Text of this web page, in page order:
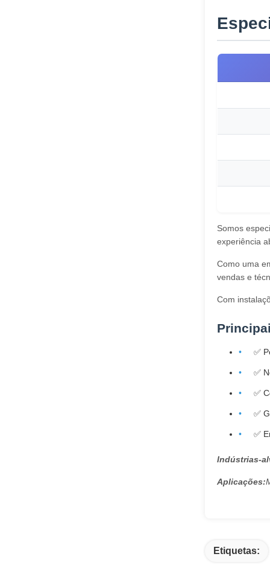
Somos
experiência
Como uma
vendas e
Com
✅
✅
✅
✅
✅
Indústrias-
Aplicações:
Etiquetas: